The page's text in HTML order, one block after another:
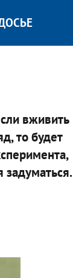
вживить
то будет
задуматься.